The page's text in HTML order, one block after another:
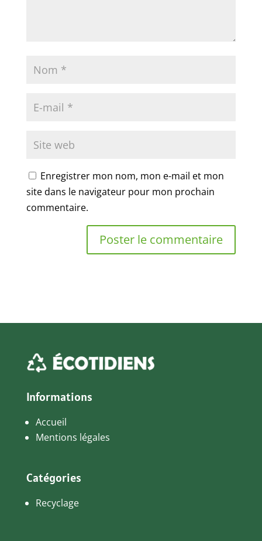
Enregistrer mon nom, mon e-mail et mon
site dans le navigateur pour mon prochain
commentaire.
Informations
Accueil
Mentions légales
Catégories
Recyclage